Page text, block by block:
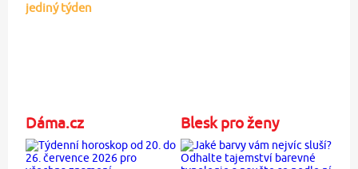
jediný týden
Dáma.cz Blesk pro ženy